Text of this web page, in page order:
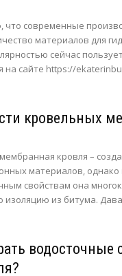
что современные
материалов для
сейчас
на сайте https://
кровельных
кровля –
материалов, однако
свойствам она
из битума.
водосточные